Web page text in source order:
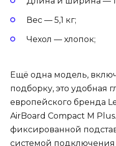
Вес — 5,1 кг;
Чехол — хлопок;
Ещё одна модель,
подборку, это удобная
европейского бренда
AirBoard Compact M
фиксированной
системой подключения